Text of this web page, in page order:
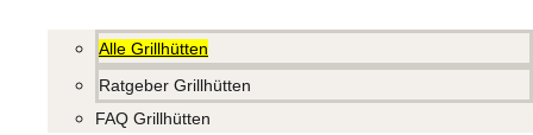
Alle Grillhütten
Ratgeber Grillhütten
FAQ Grillhütten